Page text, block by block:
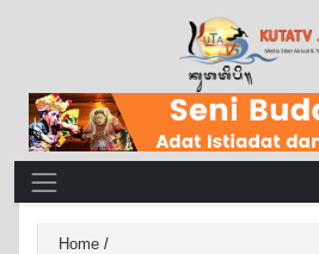
Main Navigation
Home /